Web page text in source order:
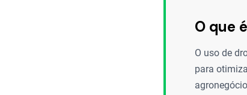
O que
O uso de
para